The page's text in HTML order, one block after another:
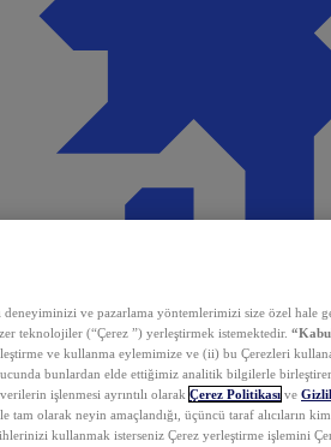
deneyiminizi ve pazarlama yöntemlerimizi size özel hale
teknolojiler (“Çerez ”) yerleştirmek istemektedir.
ve kullanma eylemimize ve (ii) bu Çerezleri
bunlardan elde ettiğimiz analitik bilgilerle
işlenmesi ayrıntılı olarak Çerez Politikası ve
tam olarak neyin amaçlandığı, üçüncü taraf alıcıların
kullanmak isterseniz Çerez yerleştirme işlemini